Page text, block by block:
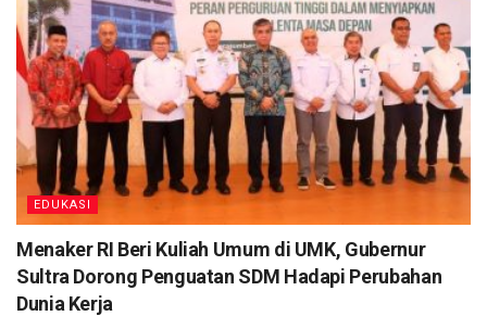
EDUKASI
Menaker RI Beri Kuliah Umum di UMK, Gubernur
Sultra Dorong Penguatan SDM Hadapi Perubahan
Dunia Kerja